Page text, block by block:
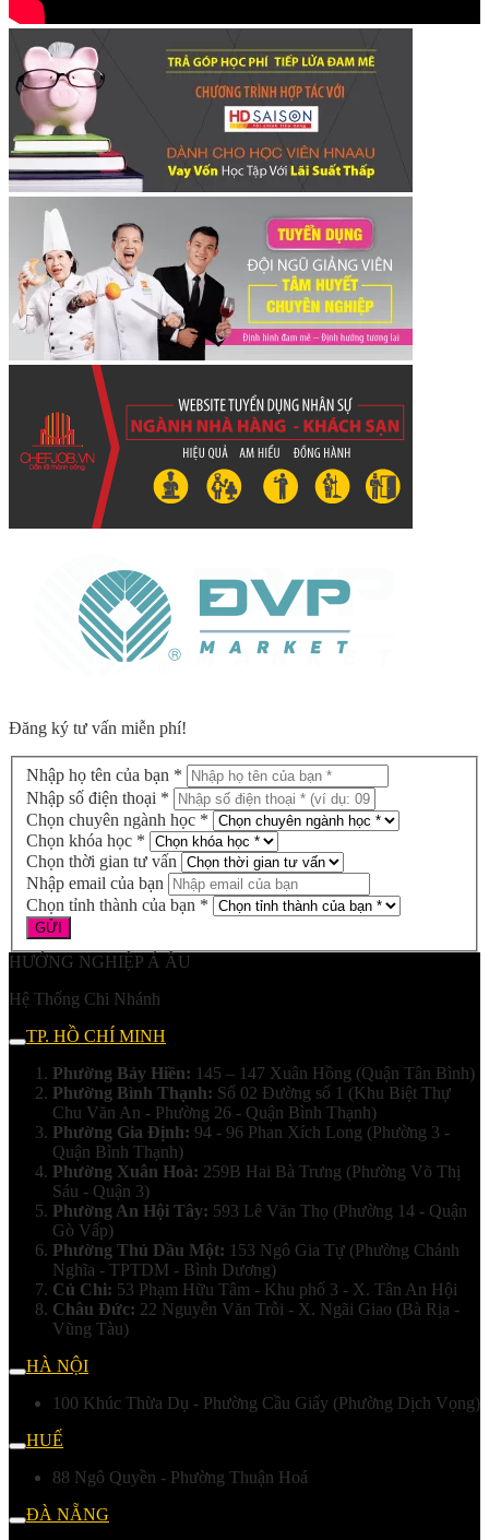
Đăng ký tư vấn miễn phí!
Nhập họ tên của bạn *
Nhập số điện thoại *
Chọn chuyên ngành học *
Chọn khóa học *
Chọn thời gian tư vấn
Nhập email của bạn
Chọn tỉnh thành của bạn *
HƯỚNG NGHIỆP Á ÂU
Hệ Thống Chi Nhánh
TP. HỒ CHÍ MINH
Phường Bảy Hiền: 145 – 147 Xuân Hồng (Quận Tân Bình)
Phường Bình Thạnh: Số 02 Đường số 1 (Khu Biệt Thự
Chu Văn An - Phường 26 - Quận Bình Thạnh)
Phường Gia Định: 94 - 96 Phan Xích Long (Phường 3 -
Quận Bình Thạnh)
Phường Xuân Hoà: 259B Hai Bà Trưng (Phường Võ Thị
Sáu - Quận 3)
Phường An Hội Tây: 593 Lê Văn Thọ (Phường 14 - Quận
Gò Vấp)
Phường Thủ Dầu Một: 153 Ngô Gia Tự (Phường Chánh
Nghĩa - TPTDM - Bình Dương)
Củ Chi: 53 Phạm Hữu Tâm - Khu phố 3 - X. Tân An Hội
Châu Đức: 22 Nguyễn Văn Trỗi - X. Ngãi Giao (Bà Rịa -
Vũng Tàu)
HÀ NỘI
100 Khúc Thừa Dụ - Phường Cầu Giấy (Phường Dịch Vọng)
HUẾ
88 Ngô Quyền - Phường Thuận Hoá
ĐÀ NẴNG